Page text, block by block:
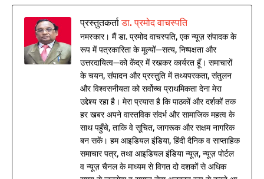
प्रस्तुतकर्ताडा. प्रमोद वाचस्पति
नमस्कार। मैं डा. प्रमोद वाचस्पति, एक न्यूज़ संपादक के
रूप में पत्रकारिता के मूल्यों—सत्य, निष्पक्षता और
उत्तरदायित्व—को केंद्र में रखकर कार्यरत हूँ। समाचारों
के चयन, संपादन और प्रस्तुति में तथ्यपरकता, संतुलन
और विश्वसनीयता को सर्वोच्च प्राथमिकता देना मेरा
उद्देश्य रहा है। मेरा प्रयास है कि पाठकों और दर्शकों तक
हर खबर अपने वास्तविक संदर्भ और सामाजिक महत्व के
साथ पहुँचे, ताकि वे सूचित, जागरूक और सक्षम नागरिक
बन सकें। हम आइडियल इंडिया, हिंदी दैनिक व साप्ताहिक
समाचार पत्र, तथा आइडियल इंडिया न्यूज़, न्यूज़ पोर्टल
व न्यूज़ चैनल के माध्यम से विगत दो दशकों से अधिक